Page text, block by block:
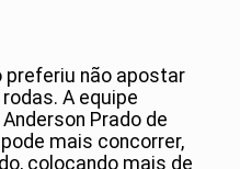
preferiu não apostar
A equipe
Prado de
mais concorrer,
colocando mais de